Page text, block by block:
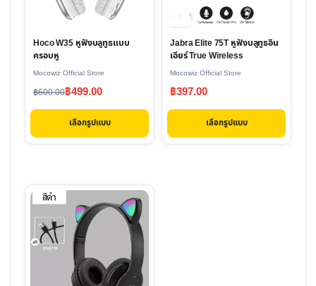
Hoco W35 หูฟัง​บลูทูธ​แบบ
ครอบหู
Mocowiz Official Store
฿600.00
Original
price
฿600.00.
฿499.00
Current
price
฿499.00.
เลือกรูปแบบ
may
chosen
on
the
product
Jabra Elite 75T หูฟังบลูทูธอิน
เอียร์ True Wireless
Mocowiz Official Store
฿397.00
เลือกรูปแบบ
options
may
chosen
on
the
product
This
product
has
multiple
variants.